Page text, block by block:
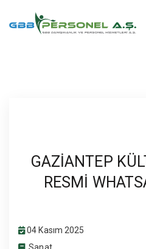
GAZİANTEP
RESMİ
04 Kasım 2025